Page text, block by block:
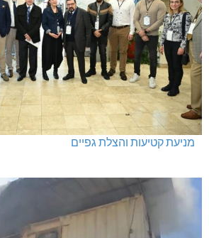
מניעת קטיעות והצלת גפיים